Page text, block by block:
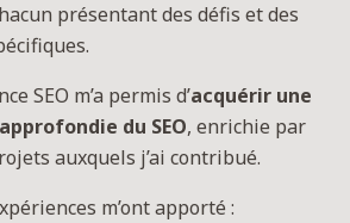
présentant des défis et des
SEO m’a permis d’acquérir une
du SEO, enrichie par
auxquels j’ai contribué.
m’ont apporté :